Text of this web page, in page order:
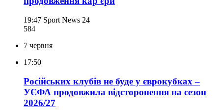
19:47 Sport News 24
584
7 червня
17:50
Російських клубів не буде у єврокубках –
УЄФА продовжила відсторонення на сезон
2026/27